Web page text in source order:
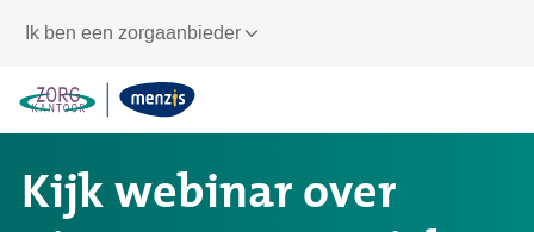
voor
navigatie
Ik ben een zorgaanbieder
Kijk webinar over